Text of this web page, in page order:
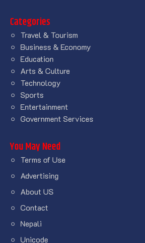
Categories
Travel & Tourism
Business & Economy
Education
Arts & Culture
Technology
Sports
Entertainment
Government Services
You May Need
Terms of Use
Advertising
About US
Contact
Nepali
Unicode